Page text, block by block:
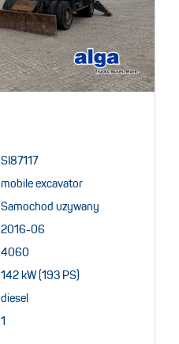
SI87117
mobile excavator
Samochod uzywany
2016-06
4060
142 kW (193 PS)
diesel
1